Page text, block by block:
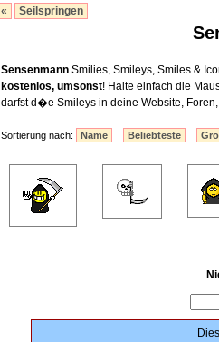
« Seilspringen
Sensenmann Smilies, Smileys, Smiles &
kostenlos, umsonst! Halte einfach die
darfst d�e Smileys in deine Website,
Sortierung nach: Name Beliebteste